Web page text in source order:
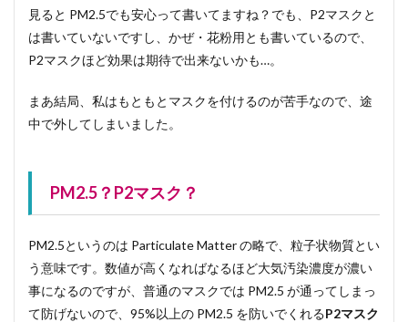
見ると PM2.5でも安心って書いてますね？でも、P2マスクと
は書いていないですし、かぜ・花粉用とも書いているので、
P2マスクほど効果は期待で出来ないかも…。
まあ結局、私はもともとマスクを付けるのが苦手なので、途
中で外してしまいました。
PM2.5？P2マスク？
PM2.5というのは Particulate Matter の略で、粒子状物質とい
う意味です。数値が高くなればなるほど大気汚染濃度が濃い
事になるのですが、普通のマスクでは PM2.5 が通ってしまっ
て防げないので、95%以上の PM2.5 を防いでくれるP2マスク